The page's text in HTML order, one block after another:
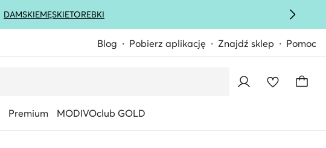
DAMSKIEMĘSKIETOREBKI
Blog Pobierz aplikację Znajdź sklep Pomoc
Premium MODIVOclub GOLD